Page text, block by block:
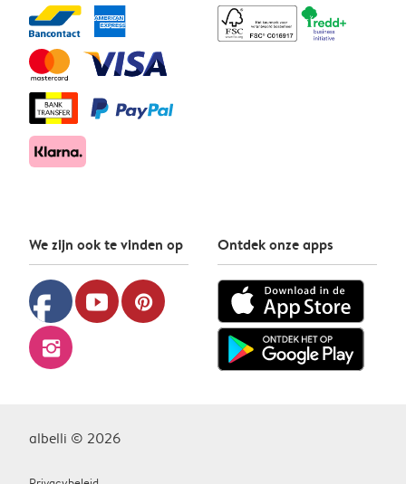
We zijn ook te vinden op
facebook youtube pinterest
instagram
Ontdek onze apps
albelli © 2026